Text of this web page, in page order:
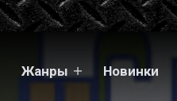
Жанры Новинки